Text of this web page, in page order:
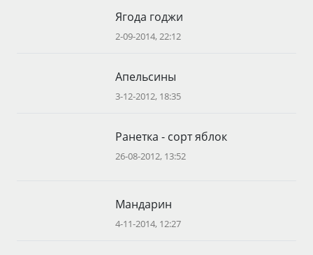
Ягода годжи
2-09-2014, 22:12
Апельсины
3-12-2012, 18:35
Ранетка - сорт яблок
26-08-2012, 13:52
Мандарин
4-11-2014, 12:27